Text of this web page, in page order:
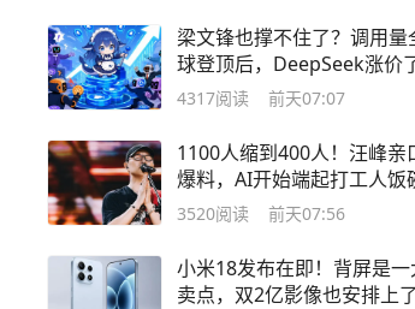
梁文锋也撑不住了？调用量
球登顶后，DeepSeek涨价
4317阅读 前天07:07
1100人缩到400人！汪峰亲
爆料，AI开始端起打工人饭
3520阅读 前天07:56
小米18发布在即！背屏是一
卖点，双2亿影像也安排上了